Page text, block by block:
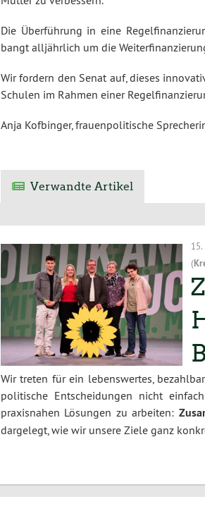
Die Überführung in eine
bangt alljährlich um die
Wir fordern den Senat auf, dieses
Schulen im Rahmen einer
Anja Kofbinger, frauenpolitische
Verwandte Artikel
(
Wir treten für ein lebenswertes,
politische Entscheidungen nicht
praxisnahen Lösungen zu arbeiten:
dargelegt, wie wir unsere Ziele ganz